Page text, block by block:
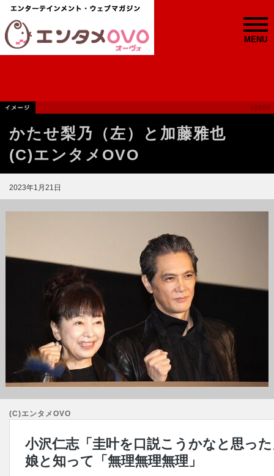
MENU
かたせ梨乃（左）と加藤雅也
(C)エンタメOVO
2023年1月21日
(C)エンタメOVO